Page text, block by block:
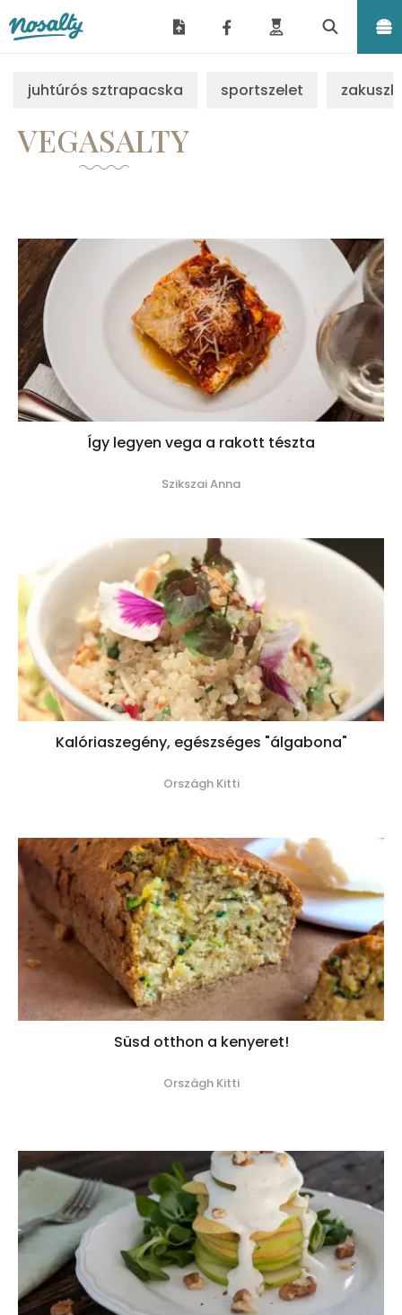
juhtúrós sztrapacska sportszelet
VEGASALTY
Így legyen vega a rakott tészta
Szikszai Anna
Kalóriaszegény, egészséges "álgabona"
Országh Kitti
Süsd otthon a kenyeret!
Országh Kitti